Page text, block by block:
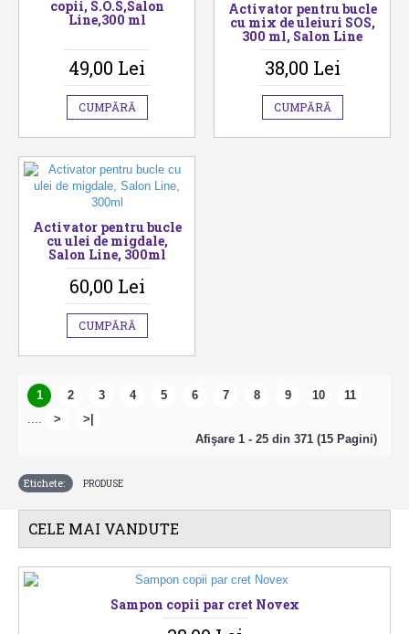
copii, S.O.S,Salon
Line,300 ml
49,00 Lei
CUMPĂRĂ
Activator pentru bucle
cu mix de uleiuri SOS,
300 ml, Salon Line
38,00 Lei
CUMPĂRĂ
Activator pentru bucle
cu ulei de migdale,
Salon Line, 300ml
60,00 Lei
CUMPĂRĂ
1 2 3 4 5 6 7 8 9 10
11
....
>
>|
Afişare 1 - 25 din 371 (15 Pagini)
Etichete: PRODUSE
CELE MAI VANDUTE
Sampon copii par cret Novex